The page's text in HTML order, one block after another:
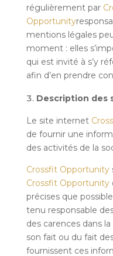
régulièrement par
Opportunity
mentions légales
moment : elles
qui est invité à s’y
afin d’en prendre
Description des
Le site internet
de fournir une
des activités de la
Crossfit Opportunity
Crossfit Opportunity
précises que
tenu responsable
des carences dans
son fait ou du fait
fournissent ces